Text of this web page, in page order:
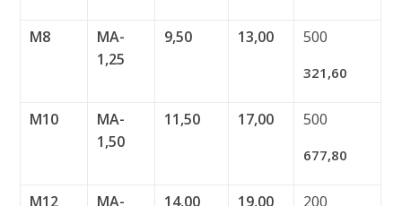
M8
MA-
1,25
9,50 13,00 500
321,60
M10
MA-
1,50
11,50 17,00 500
677,80
M12
MA-
14,00 19,00 200